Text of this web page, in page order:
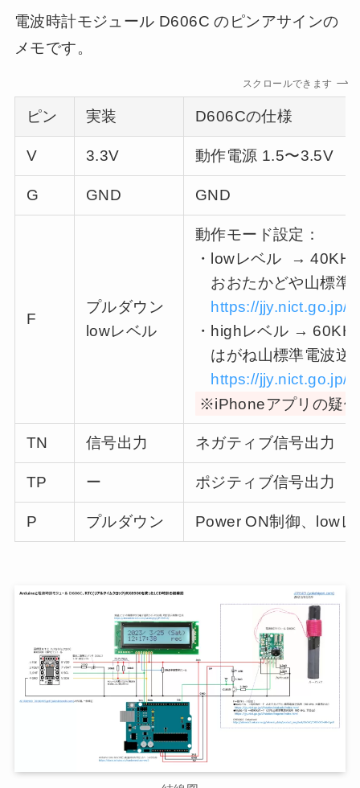
電波時計モジュール D606C のピンアサインの
メモです。
スクロールできます
ピン 実装 D606Cの仕様
V 3.3V 動作電源 1.5〜3.5V
G GND GND
F
プルダウン
lowレベル
動作モード設定：
・lowレベル →
おおたかどや山標準
https://jjy.nict.go.jp/
・highレベル →
はがね山標準電波送
https://jjy.nict.go.jp/
※iPhoneアプリの疑
TN 信号出力 ネガティブ信号出力
TP ー ポジティブ信号出力
P プルダウン Power ON制御、low